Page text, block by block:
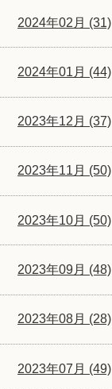
2024年02月 (31)
2024年01月 (44)
2023年12月 (37)
2023年11月 (50)
2023年10月 (50)
2023年09月 (48)
2023年08月 (28)
2023年07月 (49)